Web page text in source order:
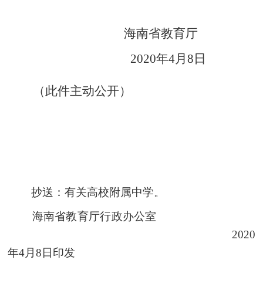
海南省教育厅
2020年4月 8 日
（此件主动公开）
抄送：有关高校附属中学。
海南省教育厅行政办公室
2020
年4月8日印发